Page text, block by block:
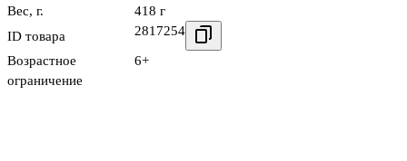
Вес, г.
418 г
ID товара
2817254
Возрастное
ограничение
6+